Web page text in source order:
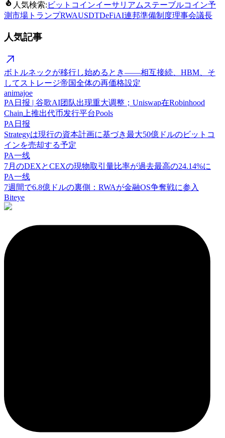
人気検索: ビットコインイーサリアム ステーブルコイン予
測市場 トランプRWAUSDTDeFiAI連邦準備制度理事会議長
人気記事
ボトルネックが移行し始めるとき——相互接続、HBM、そ
してストレージ帝国全体の再価格設定
animajoe
PA日报 | 谷歌AI团队出现重大调整；Uniswap在Robinhood
Chain上推出代币发行平台Pools
PA日报
Strategyは現行の資本計画に基づき最大50億ドルのビットコ
インを売却する予定
PA一线
7月のDEXとCEXの現物取引量比率が過去最高の24.14%に
PA一线
7週間で6.8億ドルの裏側：RWAが金融OS争奪戦に参入
Biteye